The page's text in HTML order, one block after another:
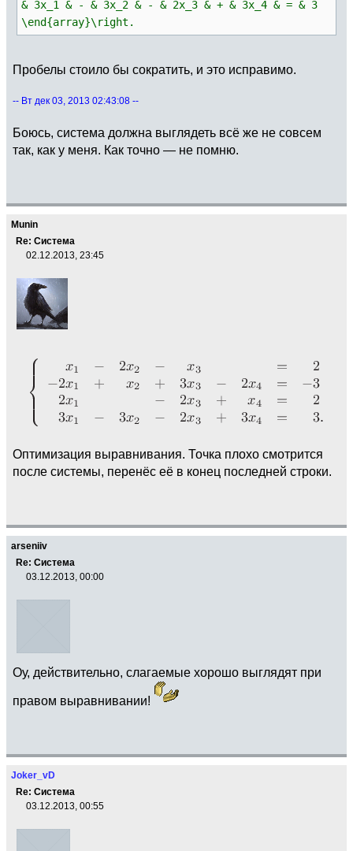
& 3x_1 & - & 3x_2 & - & 2x_3 & + & 3x_4 & = & 3
\end{array}\right.
Пробелы стоило бы сократить, и это исправимо.
-- Вт дек 03, 2013 02:43:08 --
Боюсь, система должна выглядеть всё же не совсем
так, как у меня. Как точно — не помню.
Munin
Re: Система
02.12.2013, 23:45
Оптимизация выравнивания. Точка плохо смотрится
после системы, перенёс её в конец последней строки.
arseniiv
Re: Система
03.12.2013, 00:00
Оу, действительно, слагаемые хорошо выглядят при
правом выравнивании!
Joker_vD
Re: Система
03.12.2013, 00:55